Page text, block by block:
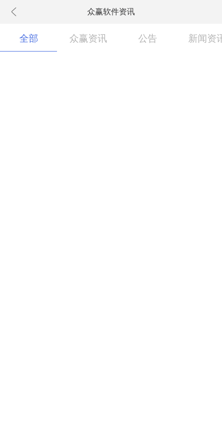
众赢软件资讯
全部 众赢资讯 公告 新闻资